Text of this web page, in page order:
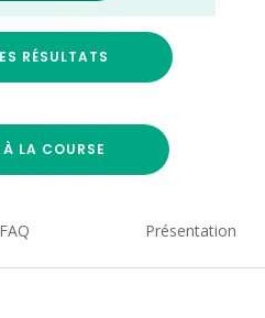
RÉSULTATS
LA COURSE
FAQ Présentation